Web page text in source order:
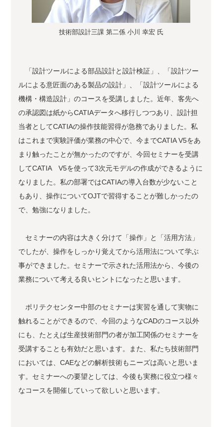
技術部設計三課 第二係 小川 幸宏 氏
「設計ツールによる部品設計と設計検証」、「設計ツー
ルによる意匠面のある製品の設計」、「設計ツールによる
機構・構造設計」のコースを受講しました。近年、客先へ
の承認図は紙からCATIAデータへ移行しつつあり、設計担
当者としてCATIAの操作技能習得が急務でありました。私
はこれまで実験評価が業務の中心で、今までCATIA V5をあ
まり触ったことが無かったのですが、今回セミナーを受講
してCATIA V5を使って3次元モデルの作成ができるように
なりました。私の部署ではCATIAの導入台数が少ないこと
もあり、操作についてOJTで習得することが難しかったの
で、勉強になりました。
セミナーの内容は大きく分けて「操作」と「活用方法」
でしたが、操作をしっかり覚えてから活用法について学ぶ
事ができました。セミナーで示された活用法から、今後の
業務について考える良いヒントになったと思います。
ポリテクセンター中部のセミナーは実習を通して実物に
触れることができるので、今回のようなCADのコース以外
にも、たとえば生産技術部門の者が加工関係のセミナーを
受講することも有効だと思います。また、私たち技術部門
においては、CAEなどの解析技術もニーズは高いと思いま
す。セミナーへの要望としては、今後も実務に役立つ様々
なコースを開催していって欲しいと思います。